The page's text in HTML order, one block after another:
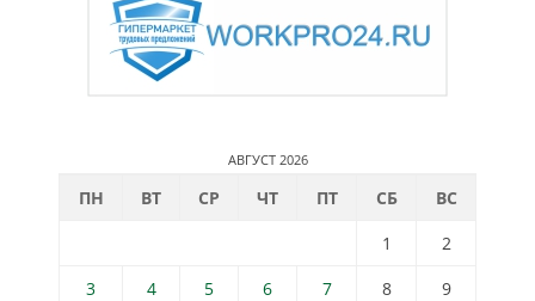
АВГУСТ 2026
ПН ВТ СР ЧТ ПТ СБ
ВС
1
2
3
4 5 6 7 8
9